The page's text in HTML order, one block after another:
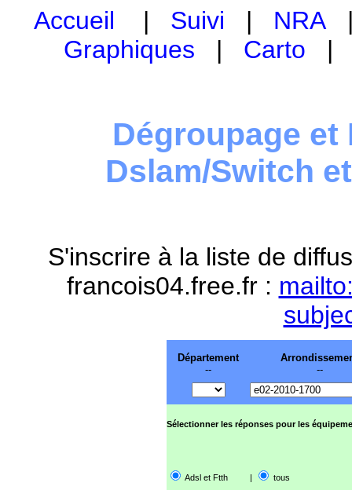
Accueil | Suivi | NRA
Graphiques | Carto
Dégroupage et
Dslam/Switch
S'inscrire à la liste de
francois04.free.fr :
Département
--
--
Sélectionner les réponses pour les
Adsl et Ftth | tous